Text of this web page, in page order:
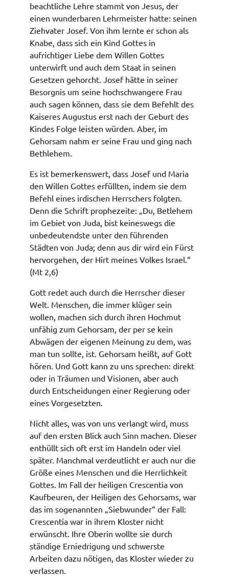
beachtliche Lehre stammt von Jesus, der
einen wunderbaren Lehrmeister hatte: seinen
Ziehvater Josef. Von ihm lernte er schon als
Knabe, dass sich ein Kind Gottes in
aufrichtiger Liebe dem Willen Gottes
unterwirft und auch dem Staat in seinen
Gesetzen gehorcht. Josef hätte in seiner
Besorgnis um seine hochschwangere Frau
auch sagen können, dass sie dem Befehlt des
Kaiseres Augustus erst nach der Geburt des
Kindes Folge leisten würden. Aber, im
Gehorsam nahm er seine Frau und ging nach
Bethlehem.
Es ist bemerkenswert, dass Josef und Maria
den Willen Gottes erfüllten, indem sie dem
Befehl eines irdischen Herrschers folgten.
Denn die Schrift prophezeite: „Du, Betlehem
im Gebiet von Juda, bist keineswegs die
unbedeutendste unter den führenden
Städten von Juda; denn aus dir wird ein Fürst
hervorgehen, der Hirt meines Volkes Israel.“
(Mt 2,6)
Gott redet auch durch die Herrscher dieser
Welt. Menschen, die immer klüger sein
wollen, machen sich durch ihren Hochmut
unfähig zum Gehorsam, der per se kein
Abwägen der eigenen Meinung zu dem, was
man tun sollte, ist. Gehorsam heißt, auf Gott
hören. Und Gott kann zu uns sprechen: direkt
oder in Träumen und Visionen, aber auch
durch Entscheidungen einer Regierung oder
eines Vorgesetzten.
Nicht alles, was von uns verlangt wird, muss
auf den ersten Blick auch Sinn machen. Dieser
enthüllt sich oft erst im Handeln oder viel
später. Manchmal verdeutlicht er auch nur die
Größe eines Menschen und die Herrlichkeit
Gottes. Im Fall der heiligen Crescentia von
Kaufbeuren, der Heiligen des Gehorsams, war
das im sogenannten „Siebwunder“ der Fall:
Crescentia war in ihrem Kloster nicht
erwünscht. Ihre Oberin wollte sie durch
ständige Erniedrigung und schwerste
Arbeiten dazu nötigen, das Kloster wieder zu
verlassen.